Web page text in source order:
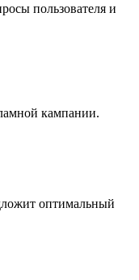
пользователя и
кампании.
оптимальный